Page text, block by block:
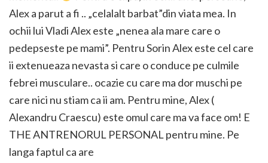
Alex a parut a fi .. „celalalt barbat”din viata mea. In
ochii lui Vladi Alex este „nenea ala mare care o
pedepseste pe mami”. Pentru Sorin Alex este cel care
ii extenueaza nevasta si care o conduce pe culmile
febrei musculare.. ocazie cu care ma dor muschi pe
care nici nu stiam ca ii am. Pentru mine, Alex (
Alexandru Craescu) este omul care ma va face om! E
THE ANTRENORUL PERSONAL pentru mine. Pe
langa faptul ca are